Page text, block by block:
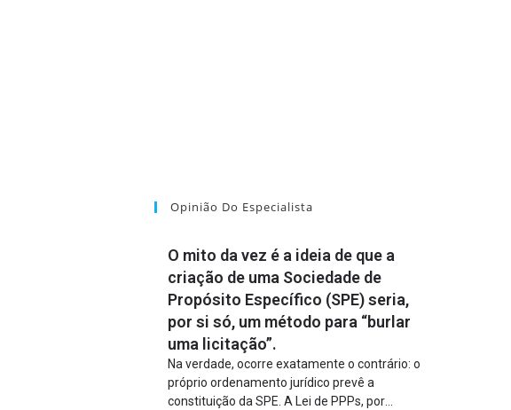
Opinião Do Especialista
O mito da vez é a ideia de que a
criação de uma Sociedade de
Propósito Específico (SPE) seria,
por si só, um método para “burlar
uma licitação”.
Na verdade, ocorre exatamente o contrário: o
próprio ordenamento jurídico prevê a
constituição da SPE. A Lei de PPPs, por